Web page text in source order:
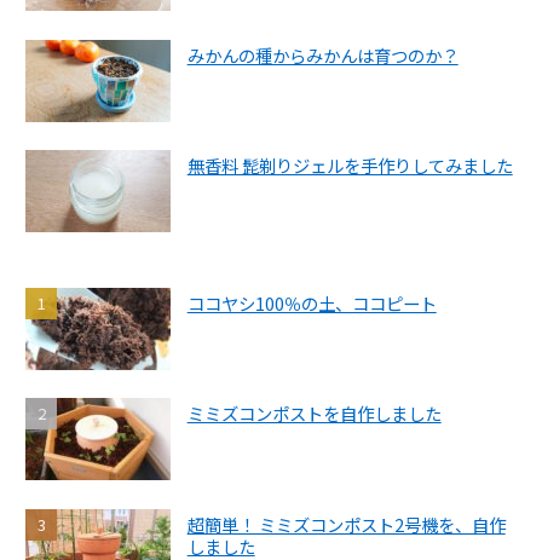
みかんの種からみかんは育つのか？
無香料 髭剃りジェルを手作りしてみました
ココヤシ100％の土、ココピート
ミミズコンポストを自作しました
超簡単！ ミミズコンポスト2号機を、自作
しました